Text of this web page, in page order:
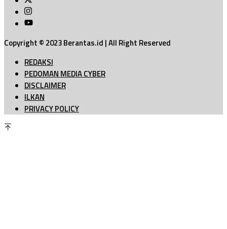
Copyright © 2023 Berantas.id | All Right Reserved
REDAKSI
PEDOMAN MEDIA CYBER
DISCLAIMER
ILKAN
PRIVACY POLICY